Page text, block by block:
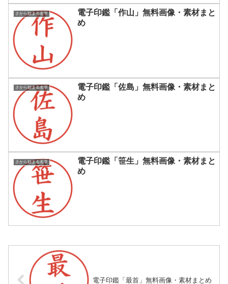
さから始まる名字
電子印鑑「作山」無料画像・素材まと
め
さから始まる名字
電子印鑑「佐島」無料画像・素材まと
め
さから始まる名字
電子印鑑「笹生」無料画像・素材まと
め
電子印鑑「最首」無料画像・素材まとめ